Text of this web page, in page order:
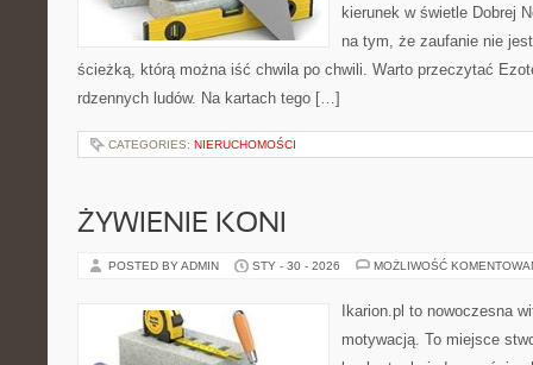
kierunek w świetle Dobrej
na tym, że zaufanie nie
ścieżką, którą można iść chwila po chwili. Warto przeczytać
rdzennych ludów. Na kartach tego […]
CATEGORIES: NIERUCHOMOŚCI
ŻYWIENIE KONI
POSTED BY ADMIN STY - 30 - 2026 MOŻLIWOŚĆ
Ikarion.pl to nowoczesna
motywacją. To miejsce